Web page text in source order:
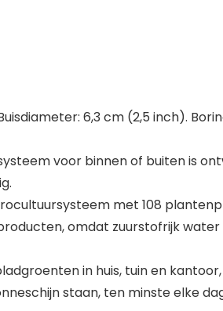
6,3 cm (2,5 inch).
voor binnen of buiten is
met 108
omdat zuurstofrijk
in huis, tuin en
staan, ten minste elke